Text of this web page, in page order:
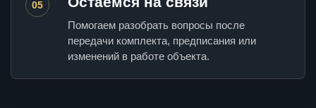
05
Помогаем разобрать вопросы после
передачи комплекта, предписания или
изменений в работе объекта.